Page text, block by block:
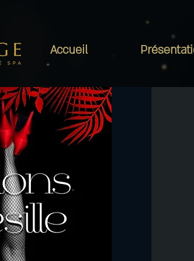
Accueil